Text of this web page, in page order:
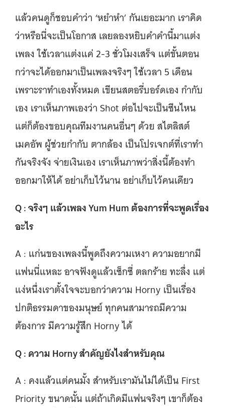
แล้วคนดูก็ชอบคำว่า ‘หยำหำ’ กันเยอะมาก เราคิด
ว่าหรือนี่จะเป็นโอกาส เลยลองหยิบคำคำนี้มาแต่ง
เพลง ใช้เวลาแต่งแค่ 2-3 ชั่วโมงเสร็จ แต่ขั้นตอน
กว่าจะได้ออกมาเป็นเพลงจริงๆ ใช้เวลา 5 เดือน
เพราะราทำเองทั้งหมด เขียนสตอรี่บอร์ดเอง กำกับ
เอง เราเห็นภาพเองว่า Shot ต่อไปจะเป็นซีนไหน
แต่ก็ต้องขอบคุณทีมงานคนอื่นๆ ด้วย สไตลิสต์
เมคอัพ ผู้ช่วยกำกับ ตากล้อง เป็นโปรเจกต์ที่เราทำ
กันจริงจัง จ่ายเงินเอง เราเห็นภาพว่าสิ่งนี้ต้องทำ
ออกมาให้ได้ อย่าเก็บไว้นาน อย่าเก็บไว้คนเดียว
Q : จริงๆ แล้วเพลง Yum Hum ต้องการที่จะพูดเรื่อง
อะไร
A : แก่นของเพลงนี้พูดถึงความเหงา ความอยากมี
แฟนนี่แหละ อาจฟังดูแล้วเซ็กซี่ ตลกร้าย ทะลึ่ง แต่
แง่หนึ่งเราตั้งใจจะบอกว่าความ Horny เป็นเรื่อง
ปกติธรรมดาของมนุษย์ ทุกคนสามารถมีความ
ต้องการ มีความรู้สึก Horny ได้
Q : ความ Horny สำคัญยังไงสำหรับคุณ
A : คงแล้วแต่คนมั้ง สำหรับเรามันไม่ได้เป็น First
Priority ขนาดนั้น แต่ถ้าเกิดมีแฟนจริงๆ เขาก็ต้อง